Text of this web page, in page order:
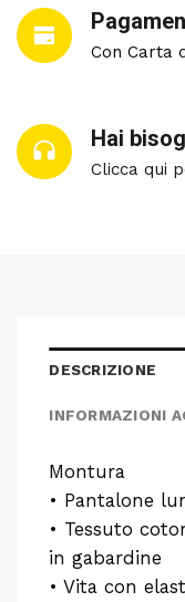
Con Carta
Hai
Clicca qui
DESCRIZIONE
INFORMAZIONI
Montura
• Pantalone
• Tessuto
in gabardine
• Vita con